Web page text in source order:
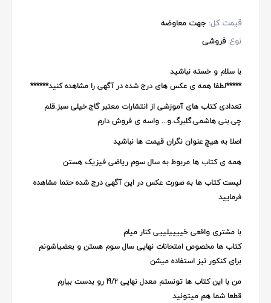
قیمت کل: جهت معاوضه
نوع:فروشی
با سلام و خسته نباشید
*****لطفا همه ی عکس های درج شده در آگهی را مشاهده کنید******
تعدادی کتاب های آموزشی از انتشارات معتبر گاج.خیلی سبز.قلم
چی.بنی هاشمی.گلبرگ.و... واسه ی فروش دارم
اصلا به هیچ عنوان نگران قیمت ها نباشید
همه ی کتاب ها مربوط به سال سوم ریاضی فیزیک هستن
لیست کتاب ها به صورت عکس در این آگهی درج شده حتما مشاهده
فرمایید
با مشتری واقعی خییییلییی کنار میام
کتاب ها مخصوص امتحانات نهایی سال سوم هستن و بعضیاشونم
برای کنکور نیز استفاده میشن
من با این کتاب ها تونستم معدل نهایی 19/2 رو بدست بیارم
قطعا شما هم میتونید